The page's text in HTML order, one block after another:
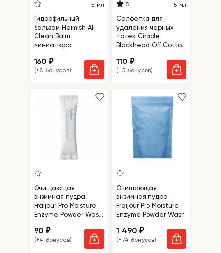
5 мл
Гидрофильный
бальзам Heimish All
Clean Balm,
миниатюра
160₽
(+8 бонусов)
5 5 мл
Салфетка для
удаления черных
точек Ciracle
Blackhead Off Cotton
110₽
(+5 бонусов)
Очищающая
энзимная пудра
Fraijour Pro Moisture
Enzyme Powder Wash
90₽
(+4 бонусов)
Очищающая
энзимная пудра
Fraijour Pro Moisture
Enzyme Powder Wash
1 490₽
(+74 бонусов)